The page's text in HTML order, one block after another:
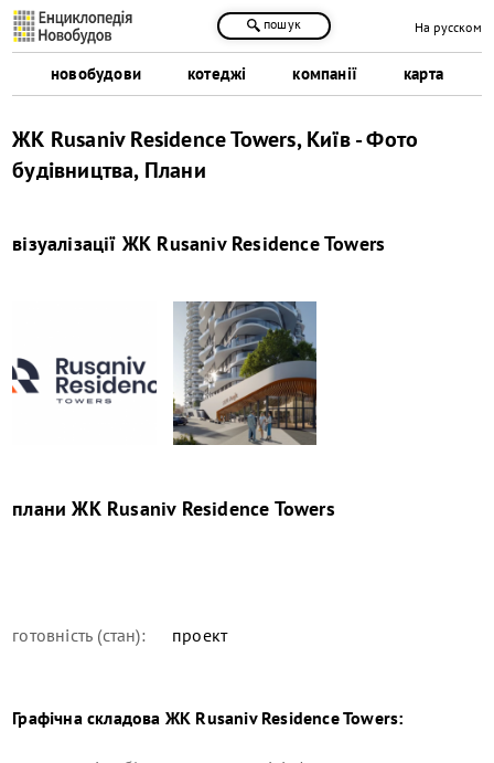
новобудови котеджі компанії карта
пошук На русском
ЖК Rusaniv Residence Towers, Київ - Фото
будівництва, Плани
візуалізації ЖК Rusaniv Residence Towers
планиЖК Rusaniv Residence Towers
готовність (стан): проект
Графічна складова ЖК Rusaniv Residence Towers: